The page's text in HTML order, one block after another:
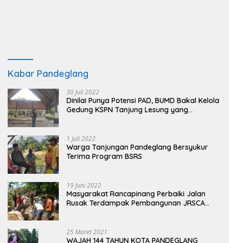
Kabar Pandeglang
30 Juli 2022
Dinilai Punya Potensi PAD, BUMD Bakal Kelola
Gedung KSPN Tanjung Lesung yang
1 Juli 2022
Warga Tanjungan Pandeglang Bersyukur
Terima Program BSRS
19 Juni 2022
Masyarakat Rancapinang Perbaiki Jalan
Rusak Terdampak Pembangunan JRSCA
25 Maret 2021
WAJAH 144 TAHUN KOTA PANDEGLANG